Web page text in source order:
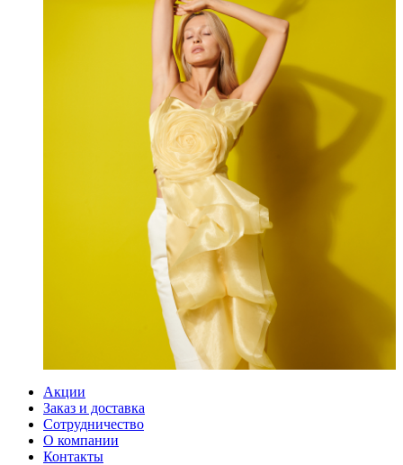
Акции
Заказ и доставка
Сотрудничество
О компании
Контакты